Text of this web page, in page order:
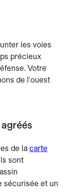
les voies
précieux
Votre
de l'ouest
de la carte
sont
sécurisée et un